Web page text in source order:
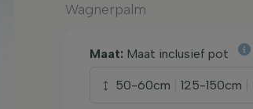
Wagnerpalm
Maat: Maat inclusief pot
50-60cm 125-150cm